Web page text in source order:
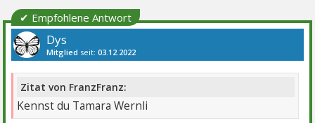
✔ Empfohlene Antwort
Dys
Mitglied seit:03.12.2022
Zitat von FranzFranz:
Kennst du Tamara Wernli